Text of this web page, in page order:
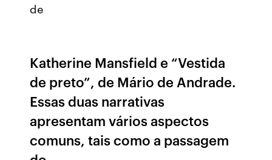
de
Katherine Mansfield e “Vestida
de preto”, de Mário de Andrade.
Essas duas narrativas
apresentam vários aspectos
comuns, tais como a passagem